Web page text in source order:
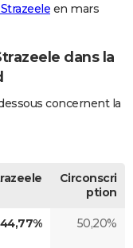
en mars
dans la
concernent la
Circonscri
ption
44,77% 50,20%